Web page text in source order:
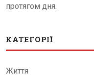
протягом дня.
КАТЕГОРІЇ
Життя